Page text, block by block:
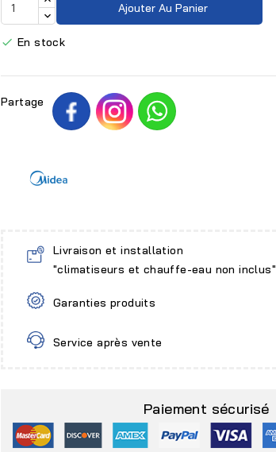
Ajouter Au Panier
 En stock
Partage
Livraison et installation
"climatiseurs et chauffe-eau non inclus"
Garanties produits
Service après vente
Paiement sécurisé